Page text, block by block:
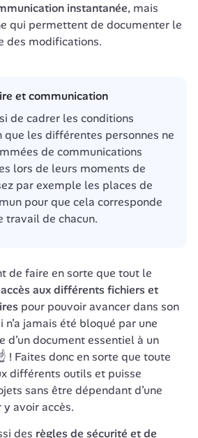
instantanée, mais
qui permettent de documenter le
des modifications.
et communication
de cadrer les conditions
que les différentes personnes ne
de communications
lors de leurs moments de
par exemple les places de
pour que cela corresponde
travail de chacun.
de faire en sorte que tout le
aux différents fichiers et
pour pouvoir avancer dans son
jamais été bloqué par une
d’un document essentiel à un
! Faites donc en sorte que toute
différents outils et puisse
sans être dépendant d’une
avoir accès.
des règles de sécurité et de